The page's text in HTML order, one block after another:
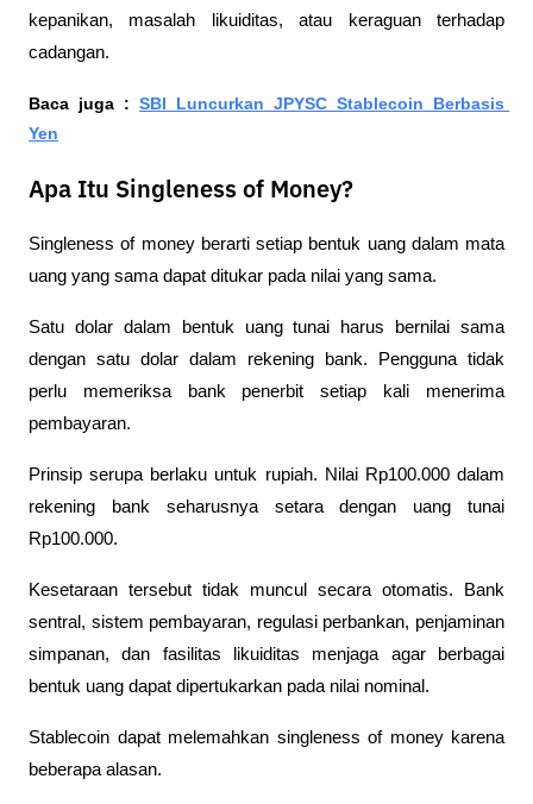
kepanikan, masalah likuiditas, atau keraguan terhadap
cadangan.
Baca juga : SBI Luncurkan JPYSC Stablecoin Berbasis
Yen
Apa Itu Singleness of Money?
Singleness of money berarti setiap bentuk uang dalam mata
uang yang sama dapat ditukar pada nilai yang sama.
Satu dolar dalam bentuk uang tunai harus bernilai sama
dengan satu dolar dalam rekening bank. Pengguna tidak
perlu memeriksa bank penerbit setiap kali menerima
pembayaran.
Prinsip serupa berlaku untuk rupiah. Nilai Rp100.000 dalam
rekening bank seharusnya setara dengan uang tunai
Rp100.000.
Kesetaraan tersebut tidak muncul secara otomatis. Bank
sentral, sistem pembayaran, regulasi perbankan, penjaminan
simpanan, dan fasilitas likuiditas menjaga agar berbagai
bentuk uang dapat dipertukarkan pada nilai nominal.
Stablecoin dapat melemahkan singleness of money karena
beberapa alasan.